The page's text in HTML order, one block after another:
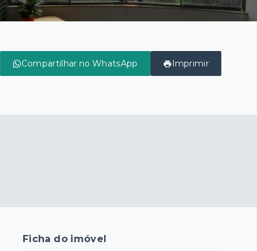
Compartilhar no WhatsApp Imprimir
Ficha do imóvel